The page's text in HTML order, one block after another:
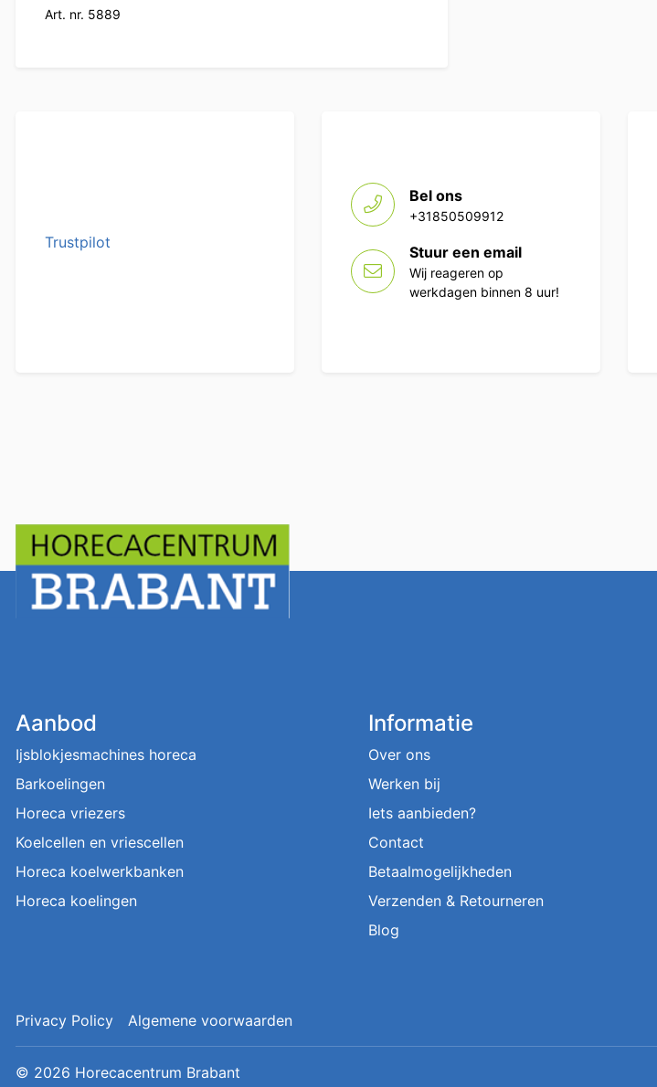
Art. nr. 5889
Trustpilot
Bel ons
+31850509912
Stuur een email
Wij reageren op
werkdagen binnen 8 uur!
Aanbod
Ijsblokjesmachines horeca
Barkoelingen
Horeca vriezers
Koelcellen en vriescellen
Horeca koelwerkbanken
Horeca koelingen
Informatie
Over ons
Werken bij
Iets aanbieden?
Contact
Betaalmogelijkheden
Verzenden & Retourneren
Blog
Privacy Policy Algemene voorwaarden
© 2026 Horecacentrum Brabant